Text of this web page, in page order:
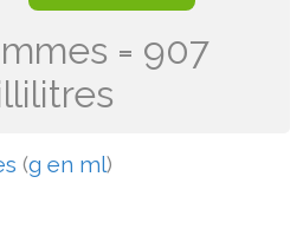
= 907
(g en ml)